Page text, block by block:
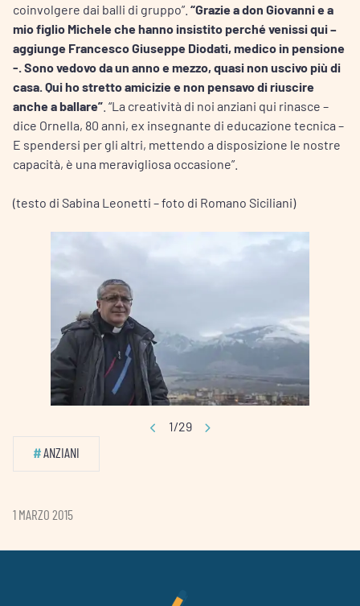
coinvolgere dai balli di gruppo”. “Grazie a don Giovanni e a
mio figlio Michele che hanno insistito perché venissi qui –
aggiunge Francesco Giuseppe Diodati, medico in pensione
-. Sono vedovo da un anno e mezzo, quasi non uscivo più di
casa. Qui ho stretto amicizie e non pensavo di riuscire
anche a ballare” . “La creatività di noi anziani qui rinasce –
dice Ornella, 80 anni, ex insegnante di educazione tecnica –
E spendersi per gli altri, mettendo a disposizione le nostre
capacità, è una meravigliosa occasione”.
(testo di Sabina Leonetti – foto di Romano Siciliani)
1/29
#ANZIANI
1 MARZO 2015